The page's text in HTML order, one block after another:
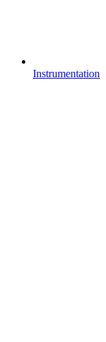
Instrumentation